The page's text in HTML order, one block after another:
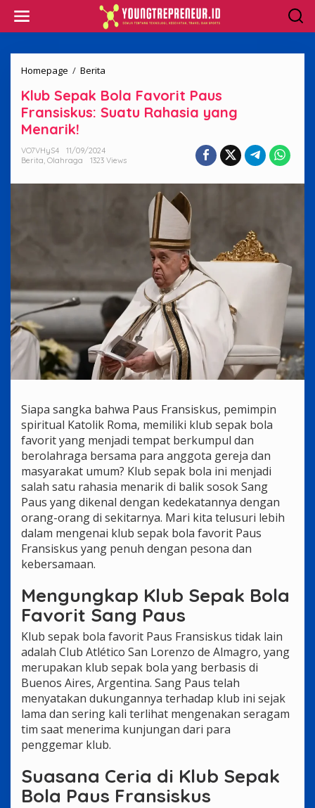
content
Homepage / Berita
Bola
Favorit
Paus
Rahasia
Menarik!
Klub Sepak Bola Favorit Paus
Fransiskus: Suatu Rahasia yang
Menarik!
VO7VHyS4
11/09/2024
Berita, Olahraga 1323 Views
Siapa sangka bahwa Paus Fransiskus, pemimpin
spiritual Katolik Roma, memiliki klub sepak bola
favorit yang menjadi tempat berkumpul dan
berolahraga bersama para anggota gereja dan
masyarakat umum? Klub sepak bola ini menjadi
salah satu rahasia menarik di balik sosok Sang
Paus yang dikenal dengan kedekatannya dengan
orang-orang di sekitarnya. Mari kita telusuri lebih
dalam mengenai klub sepak bola favorit Paus
Fransiskus yang penuh dengan pesona dan
kebersamaan.
Mengungkap Klub Sepak Bola
Favorit Sang Paus
Klub sepak bola favorit Paus Fransiskus tidak lain
adalah Club Atlético San Lorenzo de Almagro, yang
merupakan klub sepak bola yang berbasis di
Buenos Aires, Argentina. Sang Paus telah
menyatakan dukungannya terhadap klub ini sejak
lama dan sering kali terlihat mengenakan seragam
tim saat menerima kunjungan dari para
penggemar klub.
Suasana Ceria di Klub Sepak
Bola Paus Fransiskus